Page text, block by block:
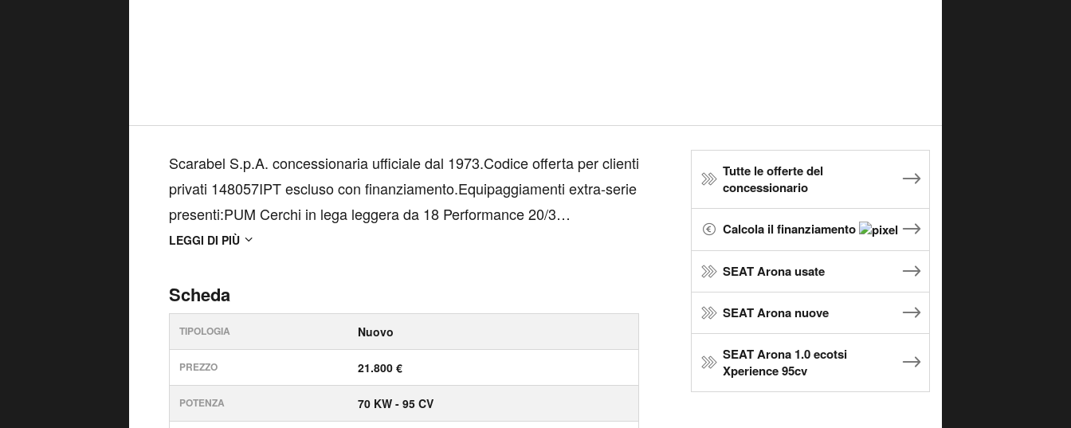
Scarabel S.p.A. concessionaria ufficiale dal 1973.Codice offerta per clienti
privati 148057IPT escluso con finanziamento.Equipaggiamenti extra-serie
presenti:PUM Cerchi in lega leggera da 18 Performance 20/3
meccanizzati PWD Fari fendinebbia PCQ Pacch. Vision Plus Park Assist
LEGGI DI PIÙ
Scheda
TIPOLOGIA Nuovo
PREZZO 21.800 €
POTENZA 70 KW - 95 CV
Tutte le offerte del
concessionario
Calcola il finanziamento
SEAT Arona usate
SEAT Arona nuove
SEAT Arona 1.0 ecotsi
Xperience 95cv